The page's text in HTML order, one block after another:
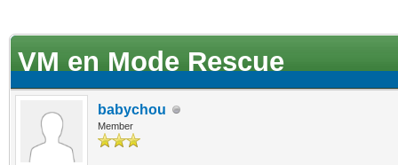
VM en Mode Rescue
babychou
Member